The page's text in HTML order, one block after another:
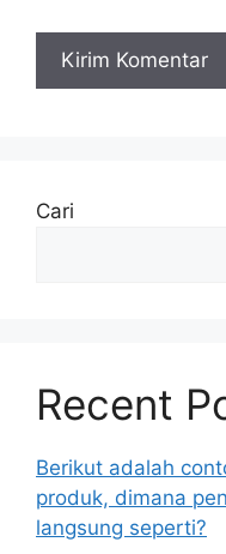
Cari
Recent
Berikut adalah
produk, dimana
langsung seperti?